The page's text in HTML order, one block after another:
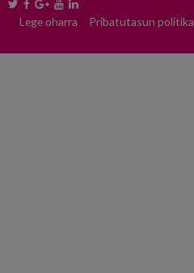
Lege oharra Pribatutasun politika